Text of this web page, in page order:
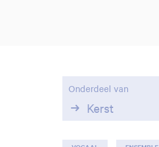
Onderdeel van
Kerst